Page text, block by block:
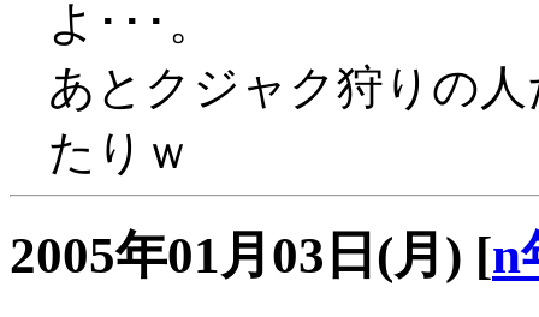
よ･･･。
あとクジャク狩りの
たりｗ
2005年01月03日(月) [n